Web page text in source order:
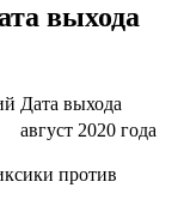
выхода
Дата выхода
август 2020 года
против